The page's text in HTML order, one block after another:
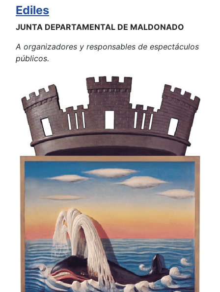
Ediles
JUNTA DEPARTAMENTAL DE MALDONADO
A organizadores y responsables de espectáculos
públicos.